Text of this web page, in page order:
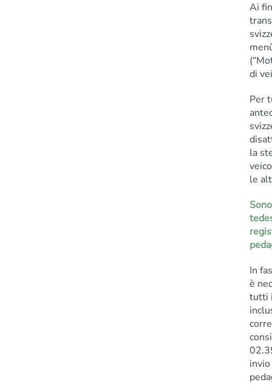
Ai
di
Per
la
le
In
è
tutti